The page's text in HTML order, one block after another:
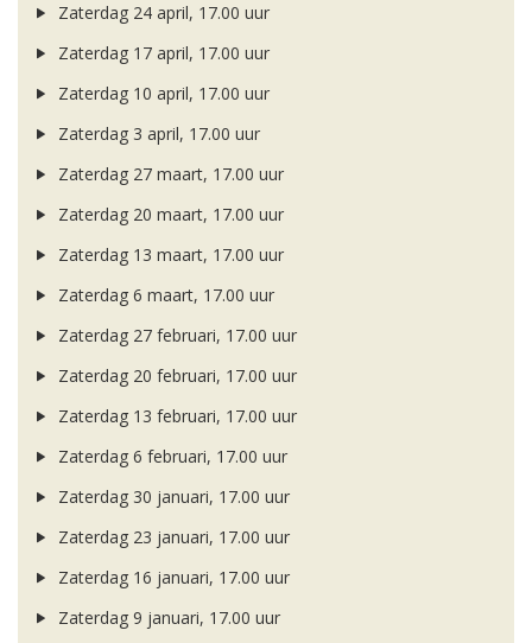
Zaterdag 24 april, 17.00 uur
Zaterdag 17 april, 17.00 uur
Zaterdag 10 april, 17.00 uur
Zaterdag 3 april, 17.00 uur
Zaterdag 27 maart, 17.00 uur
Zaterdag 20 maart, 17.00 uur
Zaterdag 13 maart, 17.00 uur
Zaterdag 6 maart, 17.00 uur
Zaterdag 27 februari, 17.00 uur
Zaterdag 20 februari, 17.00 uur
Zaterdag 13 februari, 17.00 uur
Zaterdag 6 februari, 17.00 uur
Zaterdag 30 januari, 17.00 uur
Zaterdag 23 januari, 17.00 uur
Zaterdag 16 januari, 17.00 uur
Zaterdag 9 januari, 17.00 uur